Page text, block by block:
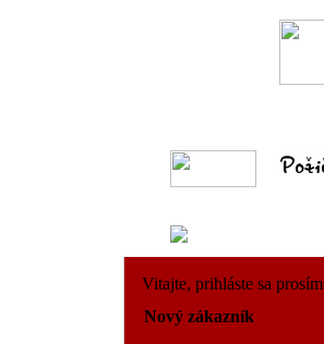
Vitajte, prihláste sa prosím
Nový zákazník